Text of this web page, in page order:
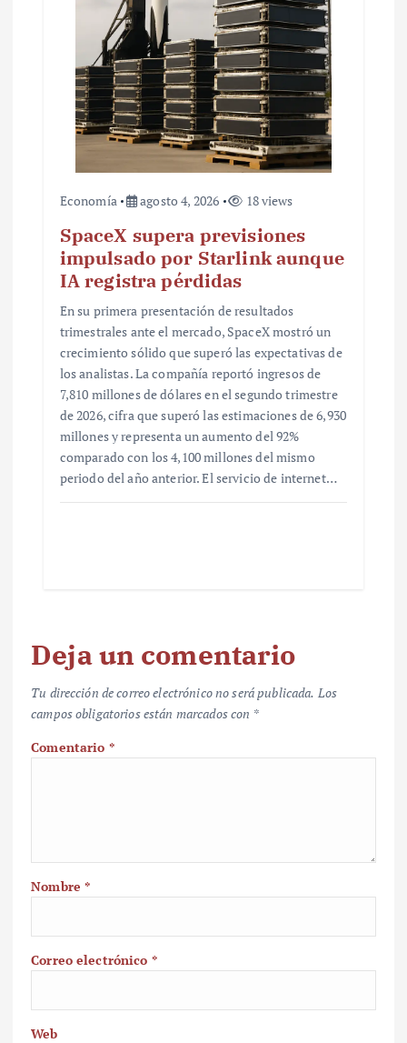
Economía agosto 4, 2026 18 views
SpaceX supera previsiones
impulsado por Starlink aunque
IA registra pérdidas
En su primera presentación de resultados
trimestrales ante el mercado, SpaceX mostró un
crecimiento sólido que superó las expectativas de
los analistas. La compañía reportó ingresos de
7,810 millones de dólares en el segundo trimestre
de 2026, cifra que superó las estimaciones de 6,930
millones y representa un aumento del 92%
comparado con los 4,100 millones del mismo
periodo del año anterior. El servicio de internet…
Deja un comentario
Tu dirección de correo electrónico no será publicada. Los
campos obligatorios están marcados con *
Comentario *
Nombre*
Correo electrónico *
Web